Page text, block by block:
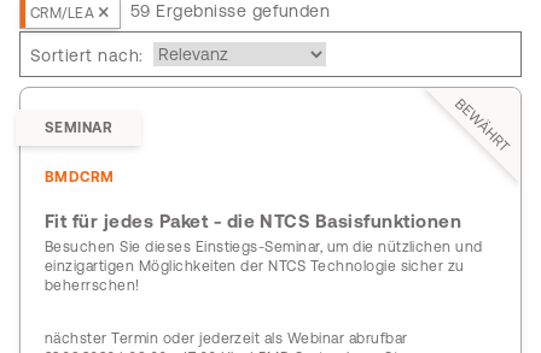
CRM/LEA 59 Ergebnisse gefunden
Sortiert nach:
BEWÄHRT
SEMINAR
BMDCRM
Fit für jedes Paket - die NTCS Basisfunktionen
Besuchen Sie dieses Einstiegs-Seminar, um die nützlichen und
einzigartigen Möglichkeiten der NTCS Technologie sicher zu
beherrschen!
nächster Termin oder jederzeit als Webinar abrufbar